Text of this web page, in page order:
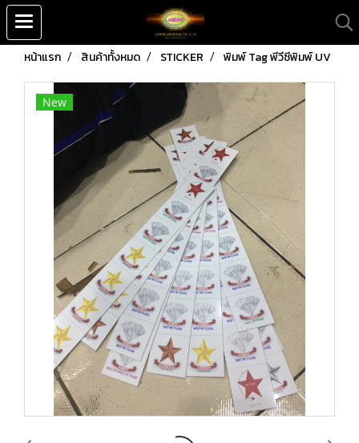
หน้าแรก สินค้าทั้งหมด STICKER พิมพ์ Tag พีวีซีพิมพ์ UV
New